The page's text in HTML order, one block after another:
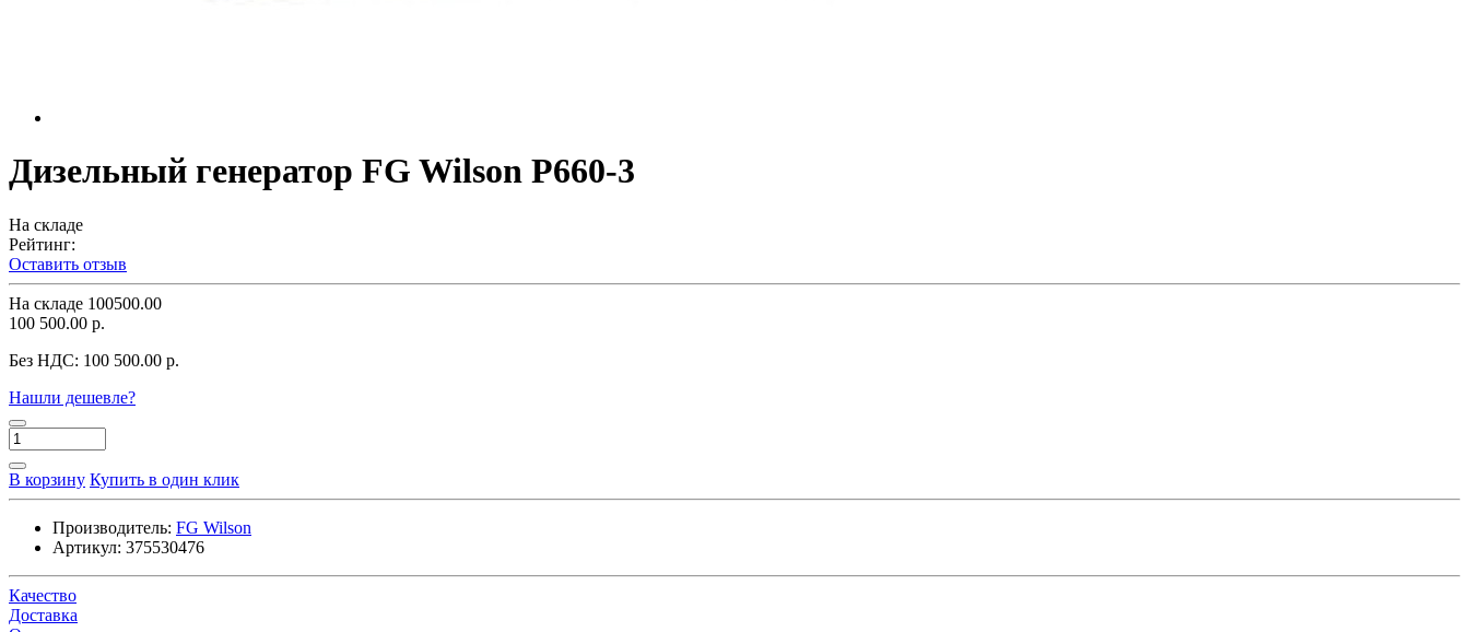
Дизельный генератор FG Wilson P660-3
На складе
Рейтинг:
Оставить отзыв
На складе 100500.00
100 500.00 р.
Без НДС: 100 500.00 р.
Нашли дешевле?
В корзину Купить в один клик
Производитель: FG Wilson
Артикул: 375530476
Качество
Доставка